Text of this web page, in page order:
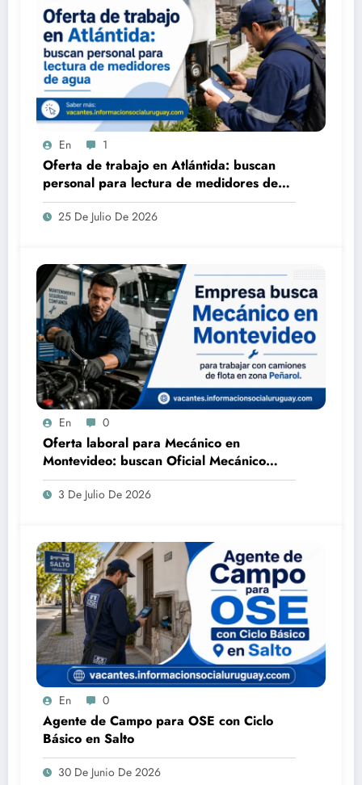
En 1
Oferta de trabajo en Atlántida: buscan
personal para lectura de medidores de
agua
25 De Julio De 2026
En 0
Oferta laboral para Mecánico en
Montevideo: buscan Oficial Mecánico
para camiones en zona Peñarol
3 De Julio De 2026
En 0
Agente de Campo para OSE con Ciclo
Básico en Salto
30 De Junio De 2026